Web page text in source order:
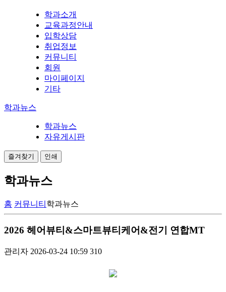
학과소개
교육과정안내
입학상담
취업정보
커뮤니티
회원
마이페이지
기타
학과뉴스
학과뉴스
자유게시판
즐겨찾기 인쇄
학과뉴스
홈 커뮤니티 학과뉴스
2026 헤어뷰티&스마트뷰티케어&전기 연합MT
관리자 2026-03-24 10:59 310